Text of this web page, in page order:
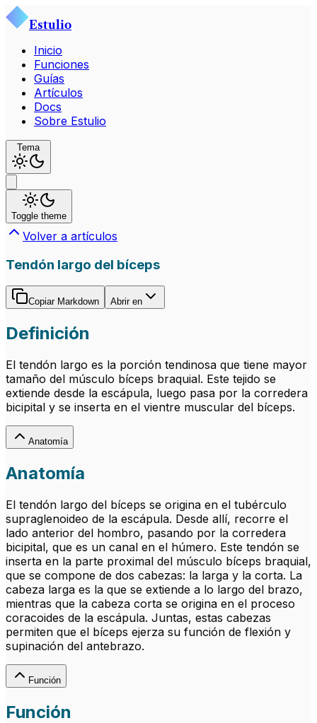
Estulio
Inicio
Funciones
Guías
Artículos
Docs
Sobre Estulio
Tema
Toggle theme
Volver a artículos
Tendón largo del bíceps
Copiar Markdown Abrir en
Definición
El tendón largo es la porción tendinosa que tiene mayor
tamaño del músculo bíceps braquial. Este tejido se
extiende desde la escápula, luego pasa por la corredera
bicipital y se inserta en el vientre muscular del bíceps.
Anatomía
Anatomía
El tendón largo del bíceps se origina en el tubérculo
supraglenoideo de la escápula. Desde allí, recorre el
lado anterior del hombro, pasando por la corredera
bicipital, que es un canal en el húmero. Este tendón se
inserta en la parte proximal del músculo bíceps braquial,
que se compone de dos cabezas: la larga y la corta. La
cabeza larga es la que se extiende a lo largo del brazo,
mientras que la cabeza corta se origina en el proceso
coracoides de la escápula. Juntas, estas cabezas
permiten que el bíceps ejerza su función de flexión y
supinación del antebrazo.
Función
Función